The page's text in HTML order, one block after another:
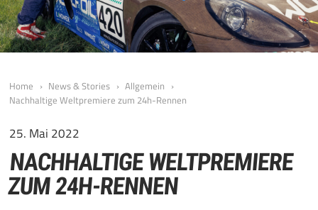
Home News & Stories
Allgemein
Nachhaltige Weltpremiere zum 24h-Rennen
25. Mai 2022
NACHHALTIGE WELTPREMIERE
ZUM 24H-RENNEN